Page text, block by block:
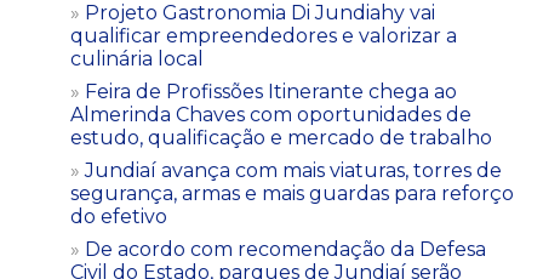
Projeto Gastronomia Di Jundiahy vai
qualificar empreendedores e valorizar a
culinária local
Feira de Profissões Itinerante chega ao
Almerinda Chaves com oportunidades de
estudo, qualificação e mercado de trabalho
Jundiaí avança com mais viaturas, torres de
segurança, armas e mais guardas para reforço
do efetivo
De acordo com recomendação da Defesa
Civil do Estado, parques de Jundiaí serão